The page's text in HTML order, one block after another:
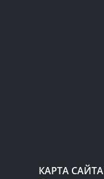
КАРТА САЙТА